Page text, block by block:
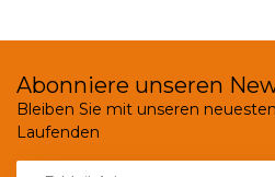
Abonniere unseren
Bleiben Sie mit unseren
Laufenden